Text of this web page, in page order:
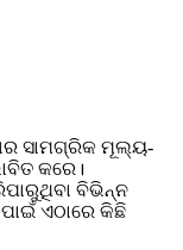
ସାମଗ୍ରିକ ମୂଲ୍ୟ-
କରେ।
ବିଭିନ୍ନ
ଏଠାରେ କିଛି